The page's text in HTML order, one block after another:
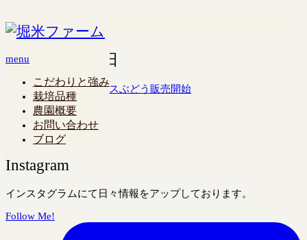
menu
こだわりと強み
栽培品種
農園概要
お問い合わせ
ブログ
2024年 7月 15日
2024年 7月 15日
2024年度 ハウスぶどう販売開始
お知らせ
2024.7.15
トップページに戻る
Instagram
インスタグラムにて日々情報をアップしております。
Follow Me!